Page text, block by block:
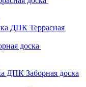
Террасная
доска
Заборная доска